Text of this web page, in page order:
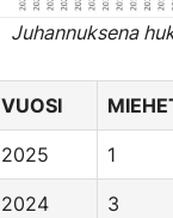
Juhannuksena
VUOSI
2025 1
2024 3